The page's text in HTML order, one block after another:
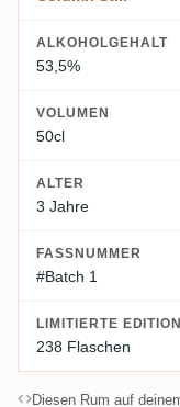
ALKOHOLGEHALT
53,5%
VOLUMEN
50cl
ALTER
3 Jahre
FASSNUMMER
#Batch 1
LIMITIERTE EDITION
238 Flaschen
Diesen Rum auf